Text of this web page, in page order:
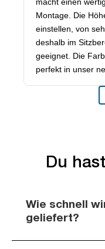
Du
Wie schnell
geliefert?